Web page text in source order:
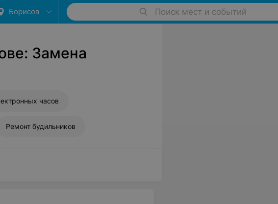
Борисов Поиск мест и событий
Замена
часов
Ремонт будильников